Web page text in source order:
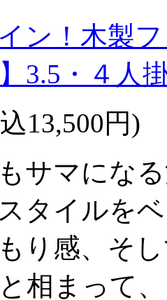
ン！木製
3.5・４人
13,500円)
サマにな
タイルを
り感、そ
相まって